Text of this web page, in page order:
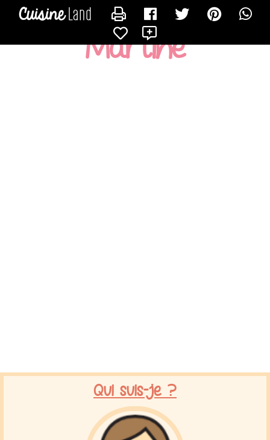
Martine
Qui suis-je ?
CONTACTER MARTINE